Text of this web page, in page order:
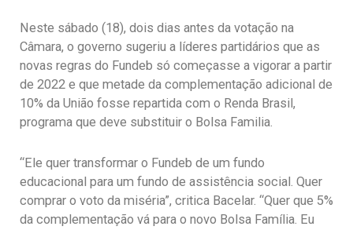
Neste sábado (18), dois dias antes da votação na
Câmara, o governo sugeriu a líderes partidários que as
novas regras do Fundeb só começasse a vigorar a partir
de 2022 e que metade da complementação adicional de
10% da União fosse repartida com o Renda Brasil,
programa que deve substituir o Bolsa Familia.
“Ele quer transformar o Fundeb de um fundo
educacional para um fundo de assistência social. Quer
comprar o voto da miséria”, critica Bacelar. “Quer que 5%
da complementação vá para o novo Bolsa Família. Eu